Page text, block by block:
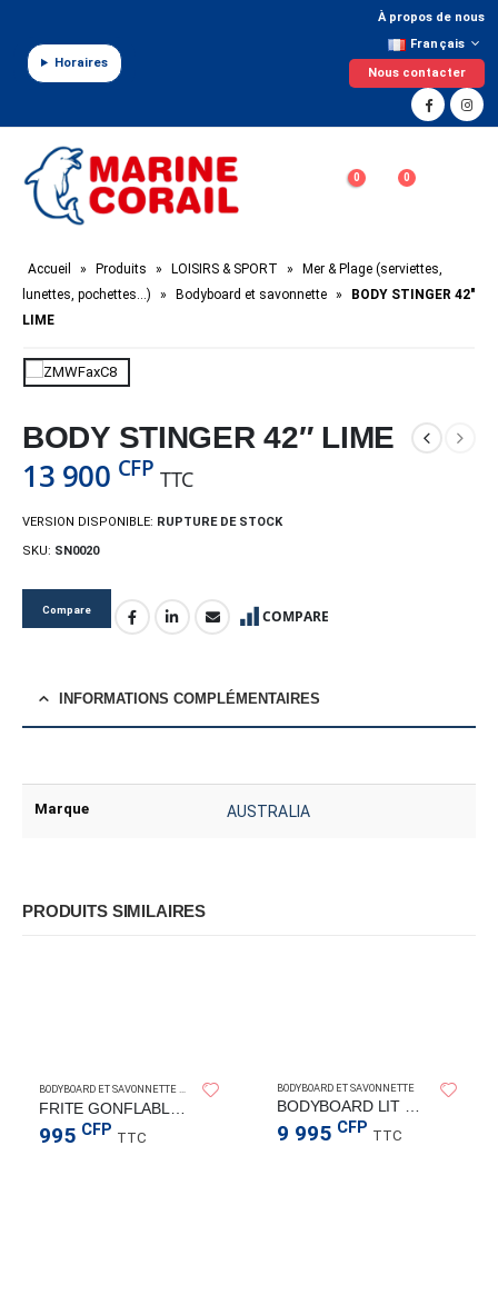
Horaires
À propos de nous
Français
Nous contacter
0 0
Accueil » Produits » LOISIRS & SPORT »
Mer & Plage (serviettes,
lunettes, pochettes…)
» Bodyboard et savonnette »
BODY STINGER 42″
LIME
BODY STINGER 42″ LIME
13 900 CFP TTC
VERSION DISPONIBLE: RUPTURE DE STOCK
SKU: SN0020
Compare COMPARE
INFORMATIONS COMPLÉMENTAIRES
Marque AUSTRALIA
PRODUITS SIMILAIRES
BODYBOARD ET SAVONNETTEAQUALUNG
995 CFP TTC
BODYBOARD ET SAVONNETTE
9 995 CFP TTC